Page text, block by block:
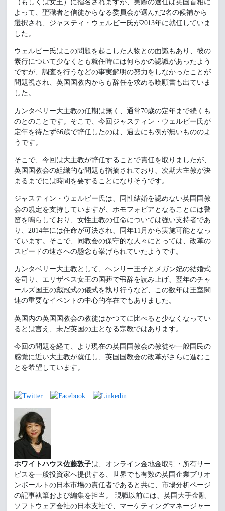
（もしくは女王）に指名されますが、実際の選任は英国首相に
よって、聖職者と信徒からなる委員会が選んだ2名の候補から
選択され、ジャスティ・ウェルビー氏が2013年に就任していま
した。
ウェルビー氏はこの問題を起こした人物との面識もあり、彼の
素行について少なくとも就任時には何らかの認識があったよう
ですが、調査を行うなどの事実解明の努力をしなかったことが
問題視され、英国国教内からも辞任を求める嘆願書も出ていま
した。
カンタベリー大主教の任期は無く、通常70歳の定年まで続くも
のとのことです。そこで、今回ジャスティン・ウェルビー氏が
定年を待たず66歳で辞任したのは、過去にも例が無いもののよ
うです。
そこで、今回は大主教が辞任することで責任を取りましたが、
英国国教会の組織的な問題も指摘されており、次期大主教が決
まるまでには時間を要することになりそうです。
ジャスティン・ウェルビー氏は、同性結婚を認めない英国国教
会の規定を支持していますが、ホモフォビアとなることには警
笛を鳴らしており、女性主教の任命については強い支持者であ
り、2014年には任命が可決され、同年11月から実施可能となっ
ています。そこで、同教会の保守的な人々にとっては、改革の
スピードの速さへの懸念も挙げられていたようです。
カンタベリー大主教として、ヘンリー王子とメガン妃の結婚式
を司り、エリザベス女王の国葬で弔辞を読み上げ、翌年のチャ
ールズ国王の戴冠式の儀式を執り行うなど、この数年は王室関
連の重要なイベントの中心的存在でもありました。
英国内の英国国教会の教徒はかつてに比べると少なくなってい
るとは言え、未だ英国の主となる宗教ではあります。
今回の問題を経て、より現在の英国国教会の教徒や一般国民の
感覚に近い大主教が就任し、英国国教会の改革がさらに進むこ
とを希望しています。
ホワイトハウス佐藤敦子は、オンライン金地金取引・所有サー
ビスを一般投資家へ提供する、世界でも有数の英国企業ブリオ
ンボールトの日本市場の責任者であると共に、市場分析ページ
の記事執筆および編集を担当。 現職以前には、英国大手金融
ソフトウェア会社の日本支社で、マーケティングマネージャー